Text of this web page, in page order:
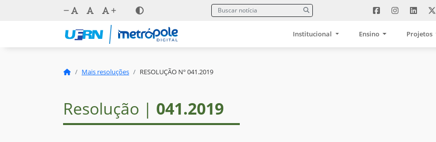
Institucional Ensino Projetos
Mais resoluções RESOLUÇÃO Nº 041.2019
Resolução | 041.2019